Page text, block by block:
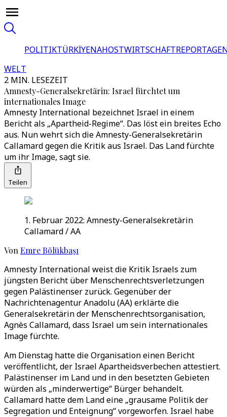
POLITIKTÜRKİYENAHOSTWIRTSCHAFT
WELT
2 MIN. LESEZEIT
Amnesty-Generalsekretärin: Israel fürchtet um
internationales Image
Amnesty International bezeichnet Israel in einem
Bericht als „Apartheid-Regime“. Das löst ein breites Echo
aus. Nun wehrt sich die Amnesty-Generalsekretärin
Callamard gegen die Kritik aus Israel. Das Land fürchte
um ihr Image, sagt sie.
Teilen
1. Februar 2022: Amnesty-Generalsekretärin
Callamard / AA
Von Emre Bölükbaşı
Amnesty International weist die Kritik Israels zum
jüngsten Bericht über Menschenrechtsverletzungen
gegen Palästinenser zurück. Gegenüber der
Nachrichtenagentur Anadolu (AA) erklärte die
Generalsekretärin der Menschenrechtsorganisation,
Agnès Callamard, dass Israel um sein internationales
Image fürchte.
Am Dienstag hatte die Organisation einen Bericht
veröffentlicht, der Israel Apartheidsverbechen attestiert.
Palästinenser im Land und in den besetzten Gebieten
würden als „minderwertige“ Bürger behandelt.
Callamard hatte dem Land eine „grausame Politik der
Segregation und Enteignung“ vorgeworfen. Israel habe